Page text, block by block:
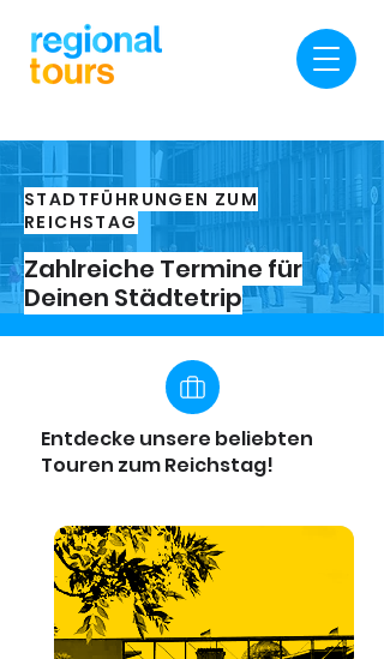
STADTFÜHRUNGEN ZUM
REICHSTAG
Zahlreiche Termine für
Deinen Städtetrip
Entdecke unsere beliebten
Touren zum Reichstag!